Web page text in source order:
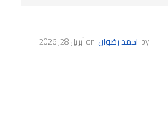
by احمد رضوان onأبريل 28, 2026